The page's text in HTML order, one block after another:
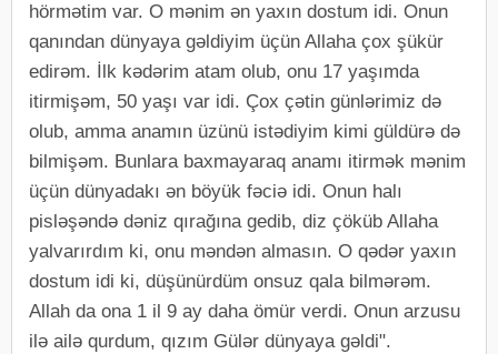
hörmətim var. O mənim ən yaxın dostum idi. Onun
qanından dünyaya gəldiyim üçün Allaha çox şükür
edirəm. İlk kədərim atam olub, onu 17 yaşımda
itirmişəm, 50 yaşı var idi. Çox çətin günlərimiz də
olub, amma anamın üzünü istədiyim kimi güldürə də
bilmişəm. Bunlara baxmayaraq anamı itirmək mənim
üçün dünyadakı ən böyük fəciə idi. Onun halı
pisləşəndə dəniz qırağına gedib, diz çöküb Allaha
yalvarırdım ki, onu məndən almasın. O qədər yaxın
dostum idi ki, düşünürdüm onsuz qala bilmərəm.
Allah da ona 1 il 9 ay daha ömür verdi. Onun arzusu
ilə ailə qurdum, qızım Gülər dünyaya gəldi".